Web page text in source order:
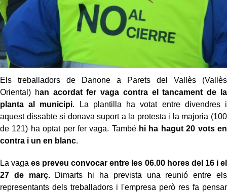
Els treballadors de Danone a Parets del Vallès (Vallès
Oriental) han acordat fer vaga contra el tancament de la
planta al municipi. La plantilla ha votat entre divendres i
aquest dissabte si donava suport a la protesta i la majoria (100
de 121) ha optat per fer vaga. També hi ha hagut 20 vots en
contra i un en blanc.
La vagaes preveu convocar entre les 06.00 hores del 16 i el
27 de març. Dimarts hi ha prevista una reunió entre els
representants dels treballadors i l'empresa però res fa pensar